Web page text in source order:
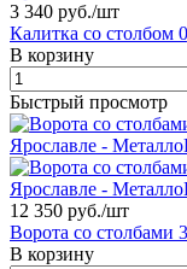
3 340 руб./шт
Калитка со
В корзину
Быстрый просмотр
12 350 руб./шт
Ворота со
В корзину